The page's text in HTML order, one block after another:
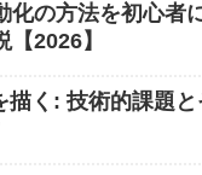
化の方法を初心者
【2026】
描く: 技術的課題と